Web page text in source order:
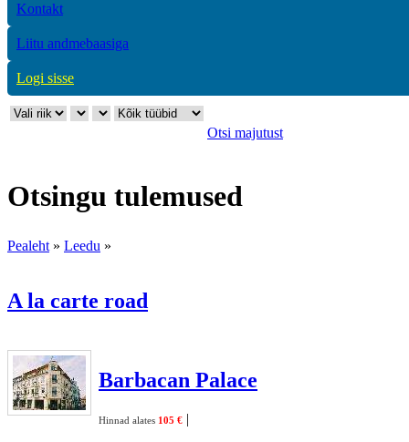
Kontakt
Liitu andmebaasiga
Logi sisse
Otsi majutust
Otsingu tulemused
Pealeht » Leedu »
A la carte road
Barbacan Palace
Hinnad alates 105 € |